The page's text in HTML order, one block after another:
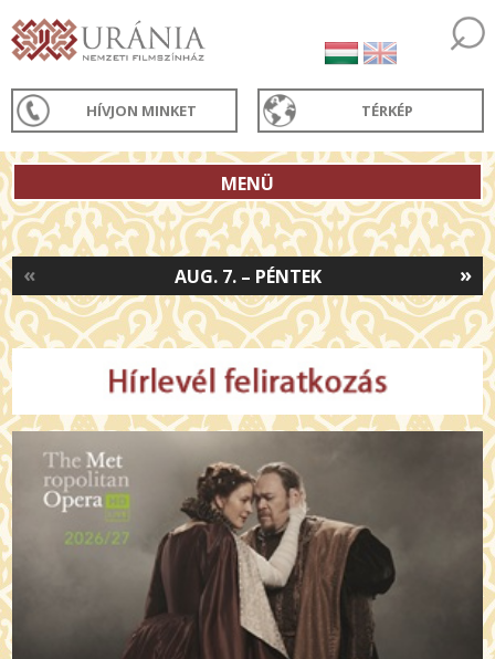
HÍVJON MINKET TÉRKÉP
MENÜ
»
AUG. 7. – PÉNTEK
«